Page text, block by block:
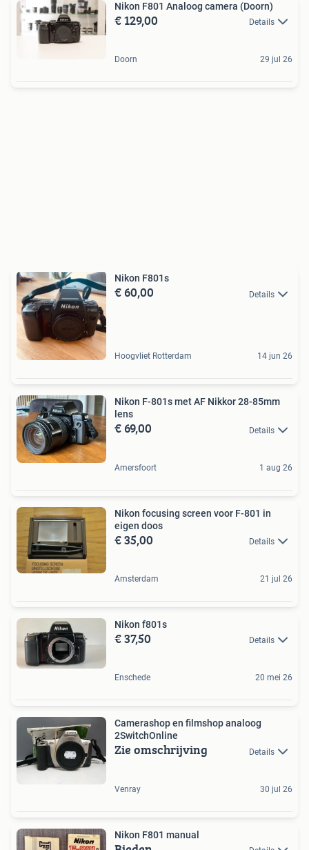
Nikon F801 Analoog camera (Doorn)
€ 129,00 Details
Doorn 29 jul 26
Nikon F801s
€ 60,00 Details
Hoogvliet Rotterdam 14 jun 26
Nikon F-801s met AF Nikkor 28-85mm
lens
€ 69,00 Details
Amersfoort 1 aug 26
Nikon focusing screen voor F-801 in
eigen doos
€ 35,00 Details
Amsterdam 21 jul 26
Nikon f801s
€ 37,50 Details
Enschede 20 mei 26
Camerashop en filmshop analoog
2SwitchOnline
Zie omschrijving Details
Venray 30 jul 26
Nikon F801 manual